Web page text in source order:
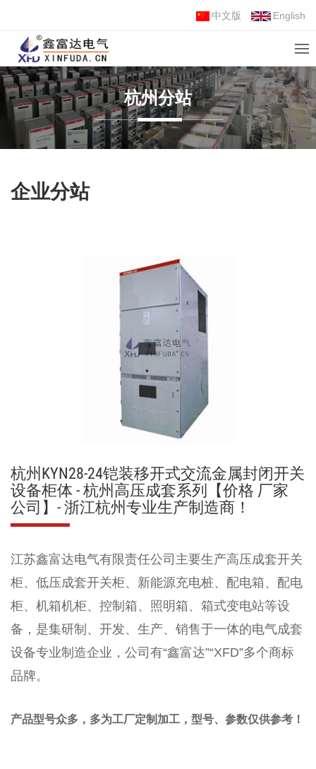
中文版 English
杭州分站
企业分站
杭州KYN28-24铠装移开式交流金属封闭开关
设备柜体 - 杭州高压成套系列【价格 厂家
公司】- 浙江杭州专业生产制造商！
江苏鑫富达电气有限责任公司 主要生产高压成套开关
柜、 低压成套开关柜、 新能源充电桩、 配电箱、 配电
柜、 机箱机柜、 控制箱、照明箱、 箱式变电站等设
备，是集研制、开发、生产、销售于一体的电气成套
设备专业制造企业 ，公司有“鑫富达”“XFD”多个商标
品牌。
产品型号众多，多为工厂定制加工，型号、参数仅供参考！